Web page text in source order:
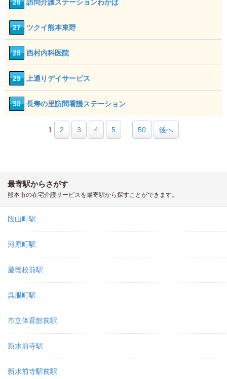
26 訪問介護ステーションわかば
27 ツクイ熊本東野
28 西村内科医院
29 上通りデイサービス
30 長寿の里訪問看護ステーション
1 2 3 4 5 50 後へ
最寄駅からさがす
熊本市の在宅介護サービスを最寄駅から探すことができます。
段山町駅
河原町駅
慶徳校前駅
呉服町駅
市立体育館前駅
新水前寺駅
新水前寺駅前駅